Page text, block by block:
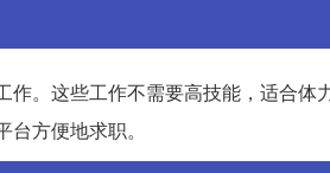
作。这些工作不需要高技能，适合
方便地求职。